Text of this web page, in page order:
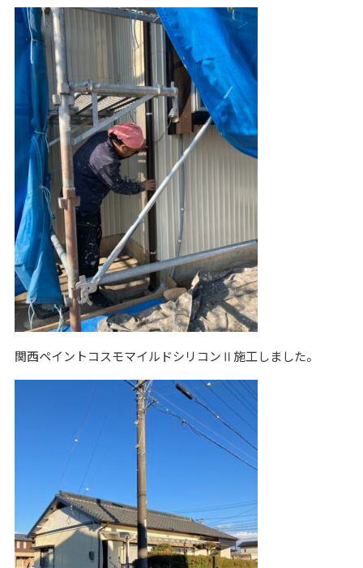
関西ペイントコスモマイルドシリコンⅡ施工しました。